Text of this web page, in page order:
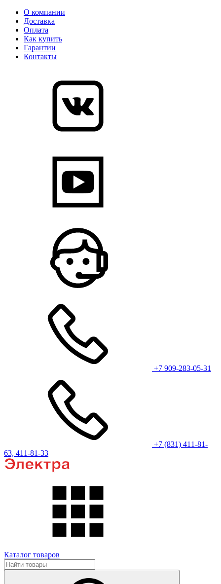
О компании
Доставка
Оплата
Как купить
Гарантии
Контакты
+7 909-283-05-31
+7 (831) 411-81-
63, 411-81-33
Каталог товаров